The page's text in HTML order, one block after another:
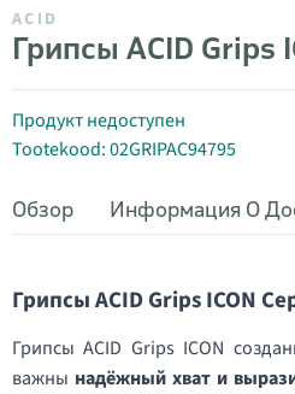
ACID
Грипсы ACID Grips
Продукт недоступен
Tootekood: 02GRIPAC94795
Обзор Информация О
Грипсы ACID Grips ICON
Грипсы ACID Grips ICON
важны надёжный хват и